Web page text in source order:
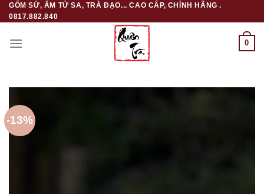
Skip
to
GỐM SỨ, ẤM TỬ SA, TRÀ ĐẠO... CAO CẤP, CHÍNH HÃNG .
0817.882.840
0
-13%